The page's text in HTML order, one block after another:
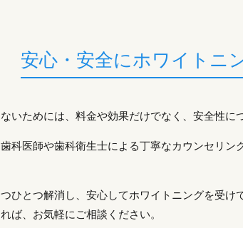
安心・安全にホワイトニ
いためには、料金や効果だけでなく、安全性に
科医師や歯科衛生士による丁寧なカウンセリ
ひとつ解消し、安心してホワイトニングを受
ば、お気軽にご相談ください。